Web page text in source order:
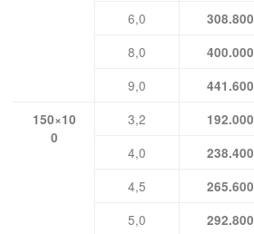
6,0 308.800
8,0 400.000
9,0 441.600
150×10
0
3,2 192.000
4,0 238.400
4,5 265.600
5,0 292.800